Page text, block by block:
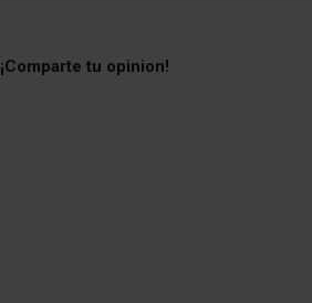
¡Comparte tu opinion!